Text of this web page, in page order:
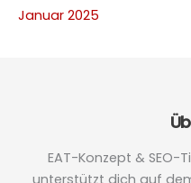
Januar 2025
EAT-Konzept &